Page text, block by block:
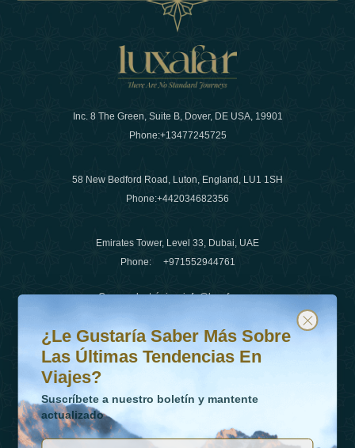
Inc. 8 The Green, Suite B, Dover, DE USA, 19901
Phone:+13477245725
58 New Bedford Road, Luton, England, LU1 1SH
Phone:+442034682356
Emirates Tower, Level 33, Dubai, UAE
Phone: +971552944761
Correo electrónico:info@luxafar.com
Número de WhatsApp
+442034682356
+971552944761
¿Le gustaría saber más sobre las últimas tendencias en
Suscríbete a nuestro boletín y mantente actualizado
¿Le Gustaría Saber Más Sobre
Las Últimas Tendencias En
Viajes?
Suscríbete a nuestro boletín y mantente
actualizado